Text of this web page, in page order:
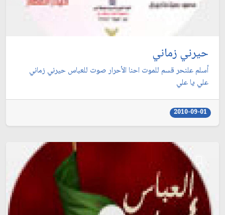
حيرني زماني
أسلم علنحر قسم للموت احنا الأحرار صوت للعباس حيرني زماني
علي يا علي
2010-09-01